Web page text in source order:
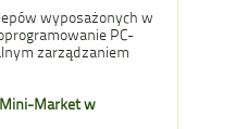
wyposażonych w
PC-
zarządzaniem
Market w